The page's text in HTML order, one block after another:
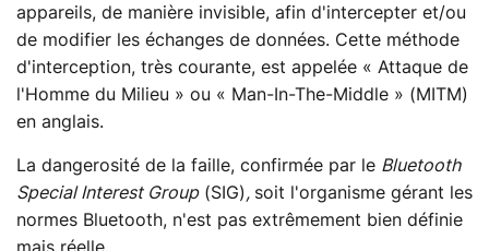
appareils, de manière invisible, afin d'intercepter et/ou
de modifier les échanges de données. Cette méthode
d'interception, très courante, est appelée « Attaque de
l'Homme du Milieu » ou « Man-In-The-Middle » (MITM)
en anglais.
La dangerosité de la faille, confirmée par le Bluetooth
Special Interest Group(SIG) , soit l'organisme gérant les
normes Bluetooth, n'est pas extrêmement bien définie